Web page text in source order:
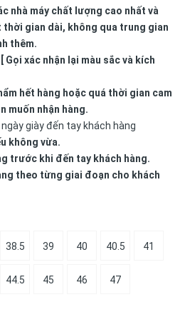
nhà máy chất lượng cao nhất và
gian dài, không qua trung gian
thêm.
Gọi xác nhận lại màu sắc và kích
hết hàng hoặc quá thời gian cam
muốn nhận hàng.
ngày giày đến tay khách hàng
không vừa.
trước khi đến tay khách hàng.
theo từng giai đoạn cho khách
38.5 39 40 40.5 41
44.5 45 46 47